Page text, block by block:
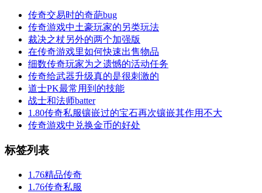
传奇交易时的奇葩bug
传奇游戏中土豪玩家的另类玩法
裁决之杖另外的两个加强版
在传奇游戏里如何快速出售物品
细数传奇玩家为之遗憾的活动任务
传奇给武器升级真的是很刺激的
道士PK最常用到的技能
战士和法师batter
1.80传奇私服镶嵌过的宝石再次镶嵌其作用不大
传奇游戏中兑换金币的好处
标签列表
1.76精品传奇
1.76传奇私服